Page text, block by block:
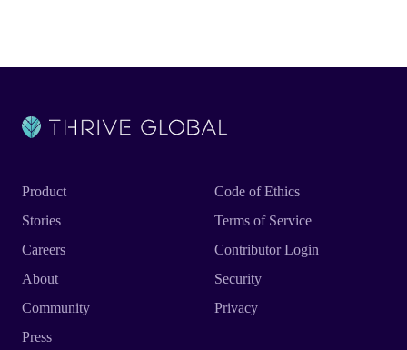
Product
Stories
Careers
About
Community
Press
Code of Ethics
Terms of Service
Contributor Login
Security
Privacy